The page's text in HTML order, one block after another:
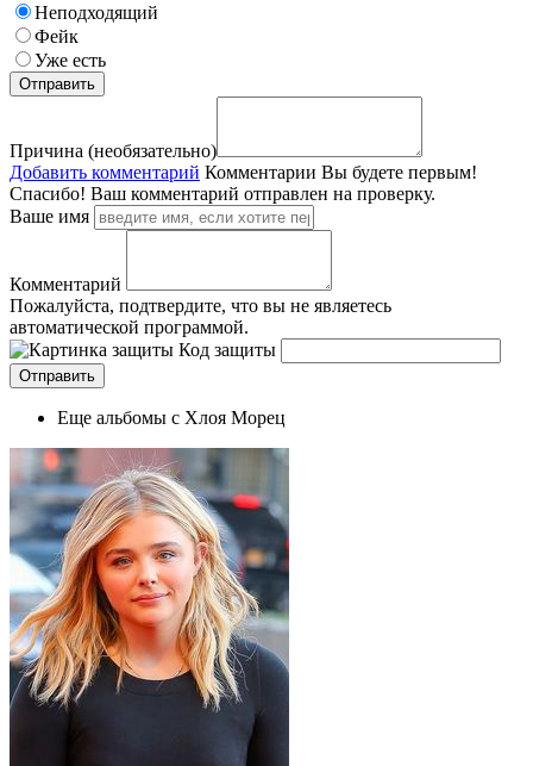
Неподходящий
Фейк
Уже есть
Причина (необязательно)
Добавить комментарий Комментарии Вы будете первым!
Спасибо! Ваш комментарий отправлен на проверку.
Ваше имя
Комментарий
Пожалуйста, подтвердите, что вы не являетесь
автоматической программой.
Код защиты
Еще альбомы с Хлоя Морец